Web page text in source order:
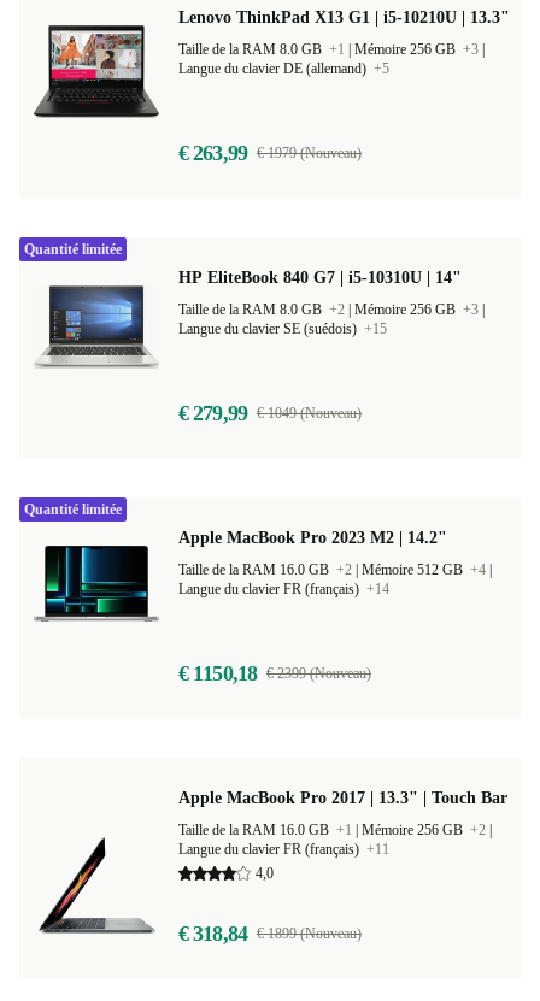
Lenovo ThinkPad X13 G1 | i5-10210U | 13.3"
Taille de la RAM 8.0 GB +1 Mémoire 256 GB +3
Langue du clavier DE (allemand) +5
€ 263,99 € 1979 (Nouveau)
HP EliteBook 840 G7 | i5-10310U | 14"
Taille de la RAM 8.0 GB +2 Mémoire 256 GB +3
Langue du clavier SE (suédois) +15
€ 279,99 € 1049 (Nouveau)
Quantité limitée
Apple MacBook Pro 2023 M2 | 14.2"
Taille de la RAM 16.0 GB +2 Mémoire 512 GB +4
Langue du clavier FR (français) +14
€ 1150,18 € 2399 (Nouveau)
Quantité limitée
Apple MacBook Pro 2017 | 13.3" | Touch Bar
Taille de la RAM 16.0 GB +1 Mémoire 256 GB +2
Langue du clavier FR (français) +11
4,0
€ 318,84 € 1899 (Nouveau)